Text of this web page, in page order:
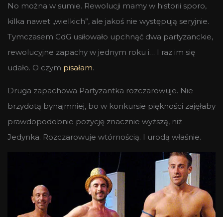
No można w sumie. Rewolucji mamy w historii sporo,
kilka nawet „wielkich”, ale jakoś nie występują seryjnie.
Tymczasem CdG usiłowało upchnąć dwa partyzanckie,
rewolucyjne zapachy w jednym roku i… I raz im się
udało. O czym pisałam.
Druga zapachowa Partyzantka rozczarowuje. Nie
brzydotą bynajmniej, bo w konkursie piękności zajęłaby
prawdopodobnie pozycję znacznie wyższą, niż
Jedynka. Rozczarowuje wtórnością. I urodą właśnie.